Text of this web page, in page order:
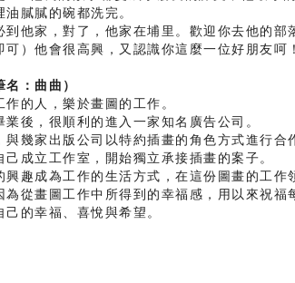
膩膩的碗都洗完。
到他家，對了，他家在埔里。歡迎你去他的
）他會很高興，又認識你這麼一位好朋友呵！
：曲曲）
的人，樂於畫圖的工作。
後，很順利的進入一家知名廣告公司。
與幾家出版公司以特約插畫的角色方式進行合
己成立工作室，開始獨立承接插畫的案子。
興趣成為工作的生活方式，在這份圖畫的工作
為從畫圖工作中所得到的幸福感，用以來祝福
己的幸福、喜悅與希望。